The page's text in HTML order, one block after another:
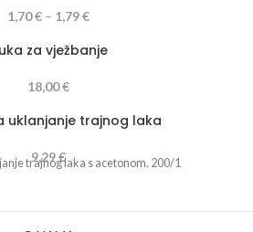
1,70€ – 1,79€
za vježbanje
18,00€
uklanjanje trajnog laka
9,29€
trajnog laka s acetonom. 200/1